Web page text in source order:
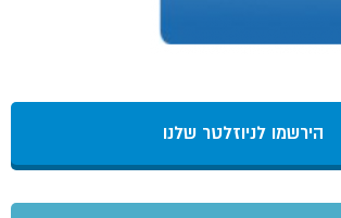
הירשמו לניוזלטר שלנו